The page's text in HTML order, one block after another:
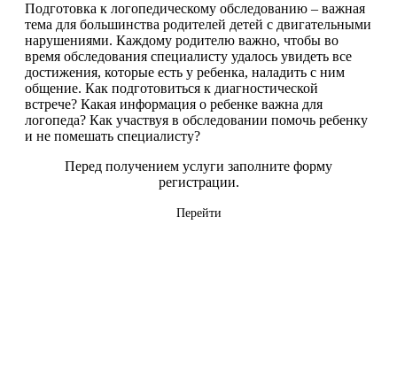
Подготовка к логопедическому обследованию – важная
тема для большинства родителей детей с двигательными
нарушениями. Каждому родителю важно, чтобы во
время обследования специалисту удалось увидеть все
достижения, которые есть у ребенка, наладить с ним
общение. Как подготовиться к диагностической
встрече? Какая информация о ребенке важна для
логопеда? Как участвуя в обследовании помочь ребенку
и не помешать специалисту?
Перед получением услуги заполните форму
регистрации.
Перейти